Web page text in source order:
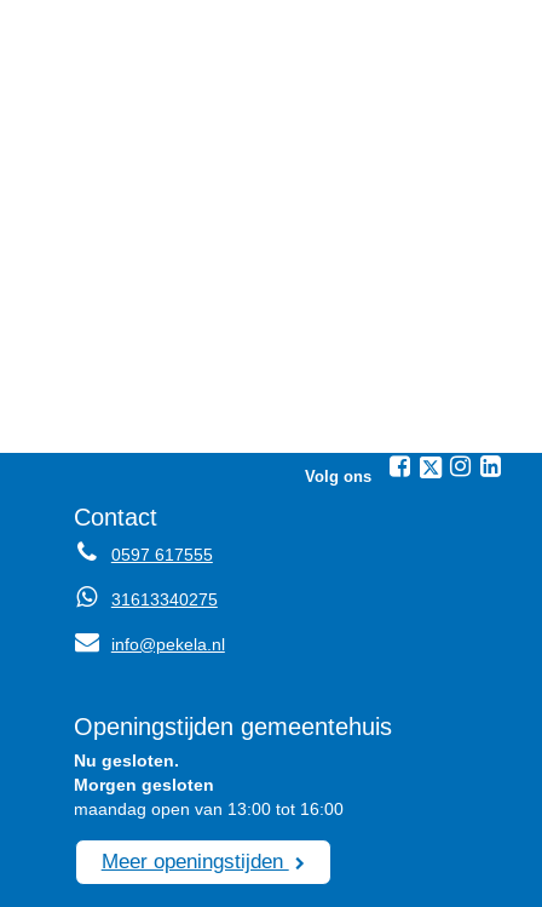
Volg ons
Contact
0597 617555
31613340275
info@pekela.nl
Openingstijden gemeentehuis
Nu gesloten.
Morgen gesloten
maandag open van 13:00 tot 16:00
Meer openingstijden